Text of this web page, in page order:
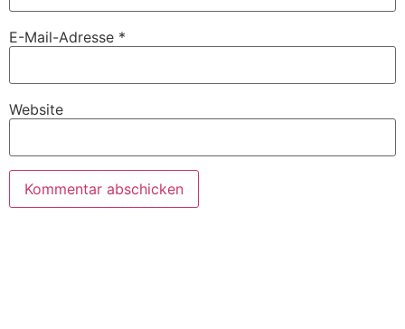
E-Mail-Adresse *
Website